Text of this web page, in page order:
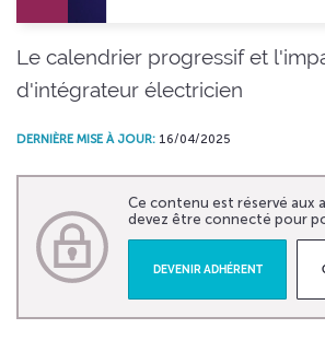
Le calendrier progressif et
d'intégrateur électricien
DERNIÈRE MISE À JOUR: 16/04/2025
Ce contenu est réservé aux
devez être connecté pour
DEVENIR ADHÉRENT